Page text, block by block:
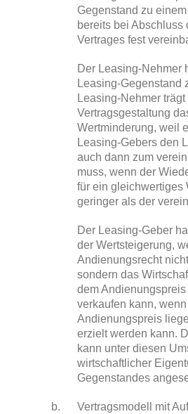
Gegenstand zu
bereits bei Abschluss
Vertrages fest
Der Leasing-Nehmer
Leasing-Gegenstand
Leasing-Nehmer
Vertragsgestaltung
Wertminderung, weil
Leasing-Gebers den
auch dann zum
muss, wenn der
für ein gleichwertiges
geringer als der
Der Leasing-Geber
der Wertsteigerung,
Andienungsrecht
sondern das
dem
verkaufen kann,
Andienungspreis
erzielt werden kann.
kann unter diesen
wirtschaftlicher
Gegenstandes
Vertragsmodell mit